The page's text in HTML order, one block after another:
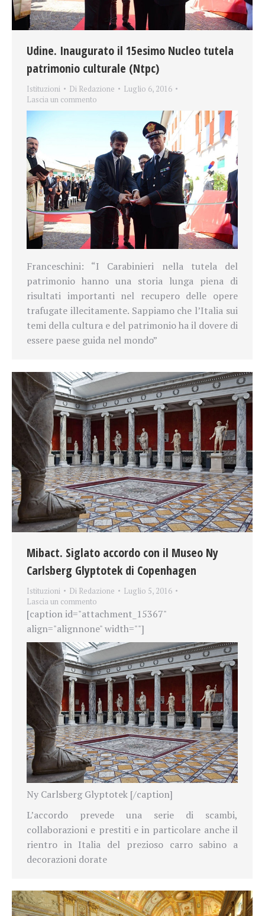
Udine. Inaugurato il 15esimo Nucleo tutela
patrimonio culturale (Ntpc)
Istituzioni Di Redazione
Luglio 6, 2016
Lascia un commento
Franceschini: “I Carabinieri nella tutela del
patrimonio hanno una storia lunga piena di
risultati importanti nel recupero delle opere
trafugate illecitamente. Sappiamo che l’Italia sui
temi della cultura e del patrimonio ha il dovere di
essere paese guida nel mondo”
Mibact. Siglato accordo con il Museo Ny
Carlsberg Glyptotek di Copenhagen
Istituzioni Di Redazione
Luglio 5, 2016
Lascia un commento
[caption id="attachment_15367"
align="alignnone" width=""]
Ny Carlsberg Glyptotek [/caption]
L’accordo prevede una serie di scambi,
collaborazioni e prestiti e in particolare anche il
rientro in Italia del prezioso carro sabino a
decorazioni dorate